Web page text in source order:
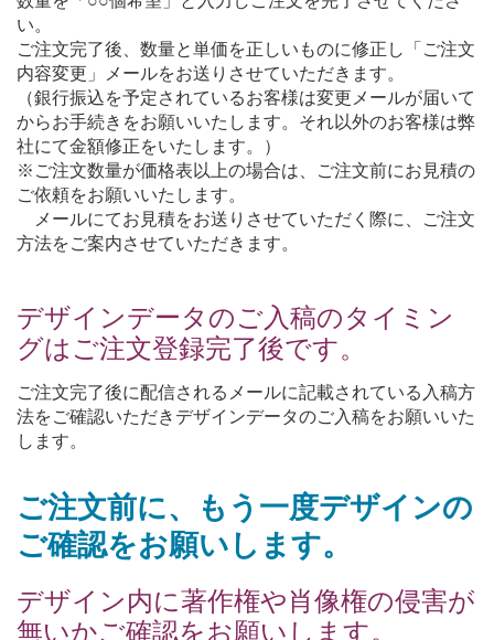
い。
ご注文完了後、数量と単価を正しいものに修正し「ご注文
内容変更」メールをお送りさせていただきます。
（銀行振込を予定されているお客様は変更メールが届いて
からお手続きをお願いいたします。それ以外のお客様は弊
社にて金額修正をいたします。）
※ご注文数量が価格表以上の場合は、ご注文前にお見積の
ご依頼をお願いいたします。
メールにてお見積をお送りさせていただく際に、ご注文
方法をご案内させていただきます。
デザインデータのご入稿のタイミン
グはご注文登録完了後です。
ご注文完了後に配信されるメールに記載されている入稿方
法をご確認いただきデザインデータのご入稿をお願いいた
します。
ご注文前に、もう一度デザインの
ご確認をお願いします。
デザイン内に著作権や肖像権の侵害が
無いかご確認をお願いします。